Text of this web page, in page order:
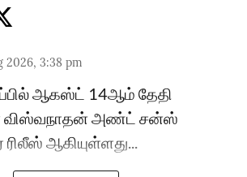
2026, 3:38 pm
ஆகஸ்ட் 14ஆம் தேதி
விஸ்வநாதன் அண்ட் சன்ஸ்
ஆகியுள்ளது...